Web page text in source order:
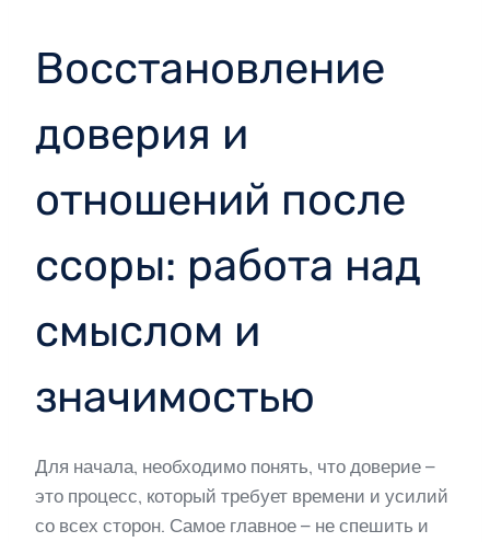
Восстановление
доверия и
отношений после
ссоры: работа над
смыслом и
значимостью
Для начала, необходимо понять, что доверие –
это процесс, который требует времени и усилий
со всех сторон. Самое главное – не спешить и